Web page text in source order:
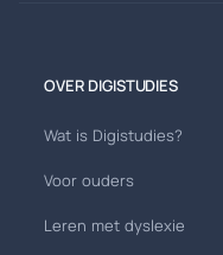
OVER DIGISTUDIES
Wat is Digistudies?
Voor ouders
Leren met dyslexie